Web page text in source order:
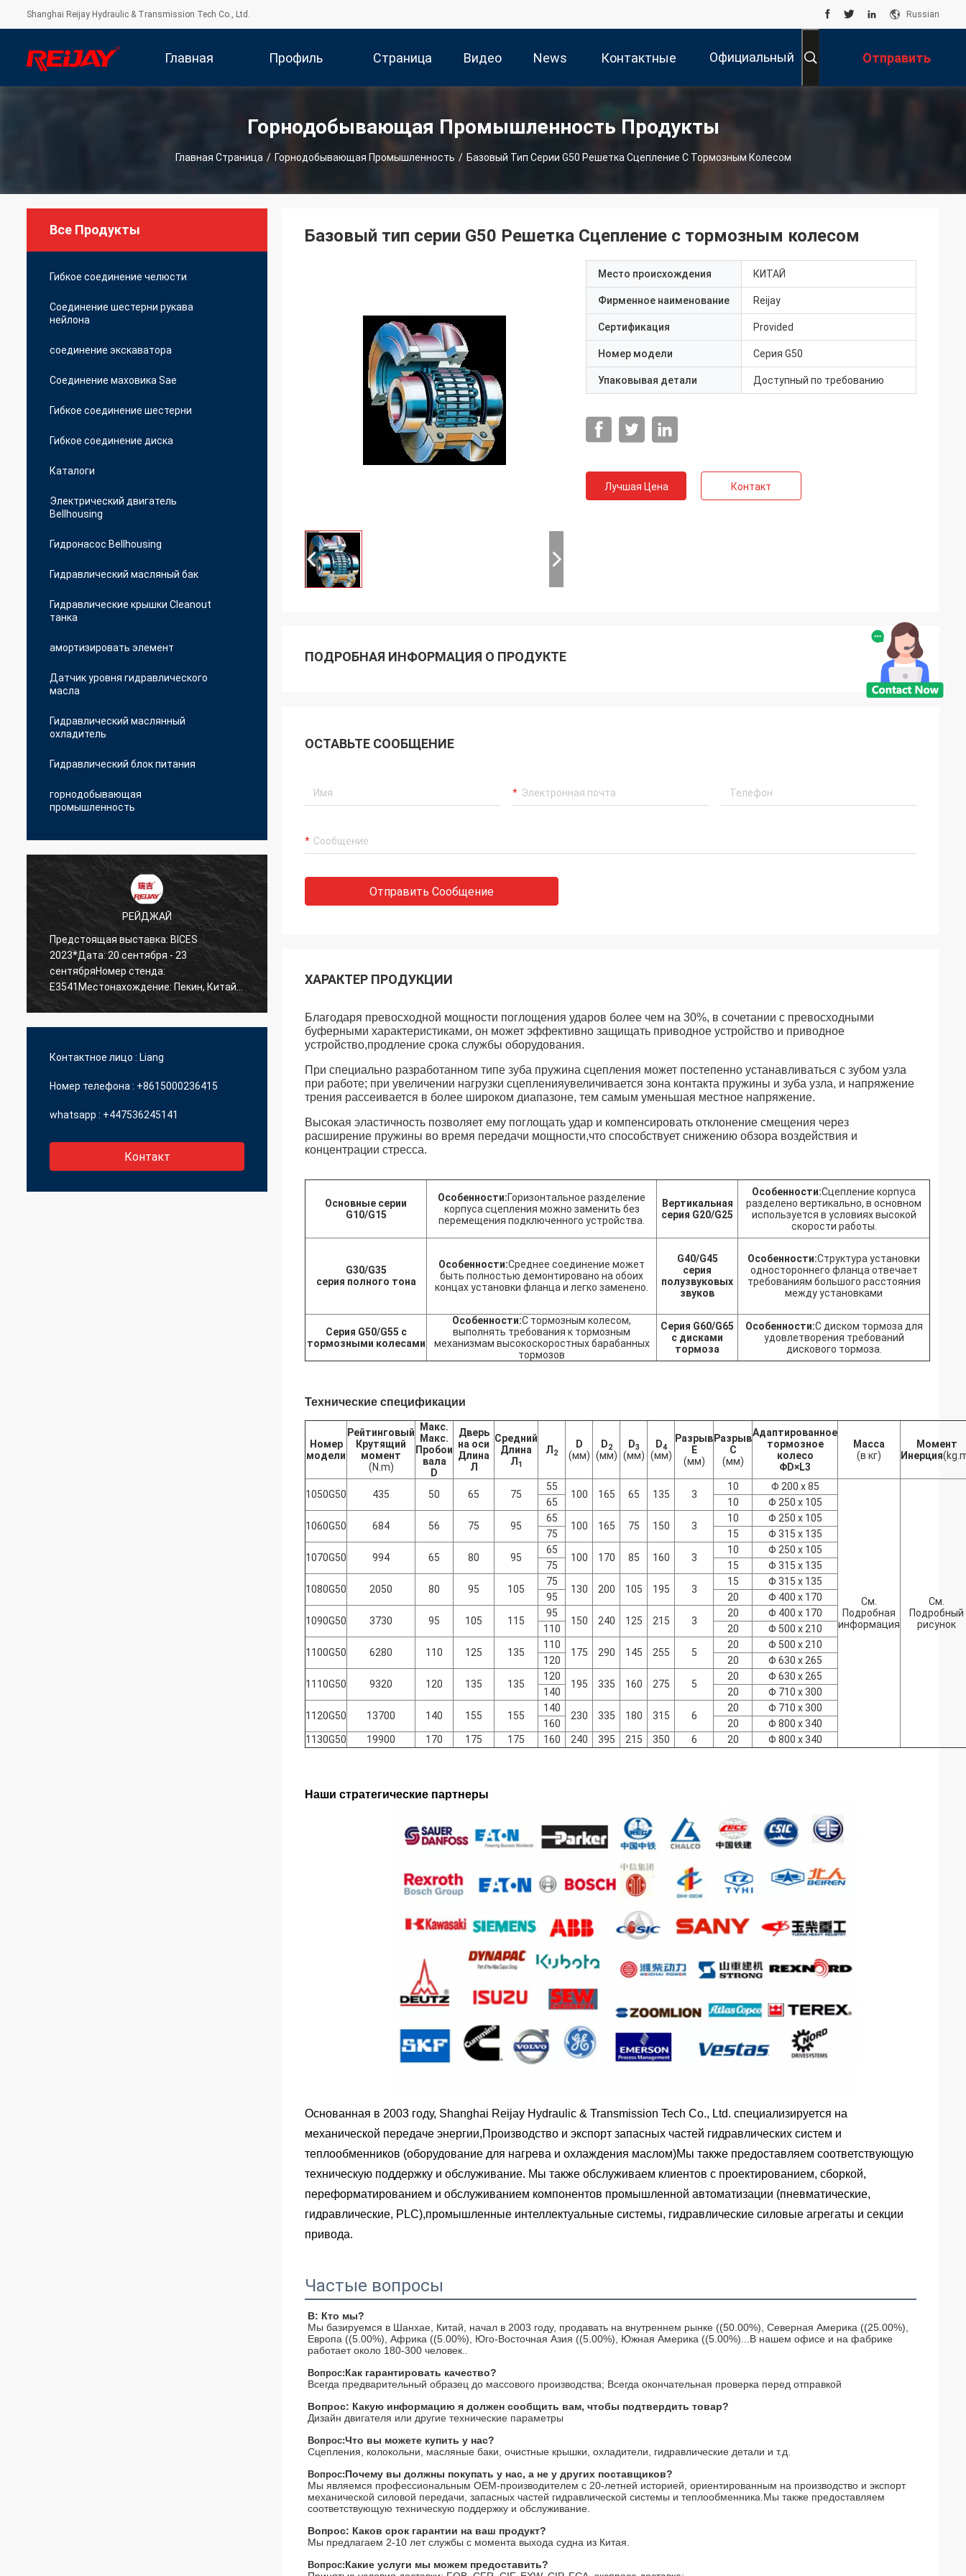
Shanghai Reijay Hydraulic & Transmission Tech Co., Ltd. Russian
Главная Профиль Страница Видео News Контактные
Данные
Официальный Отправить
Горнодобывающая Промышленность Продукты
Главная Страница / Горнодобывающая Промышленность / Базовый Тип Серии G50 Решетка Сцепление С Тормозным Колесом
Все Продукты
Гибкое соединение челюсти
Соединение шестерни рукава
нейлона
соединение экскаватора
Соединение маховика Sae
Гибкое соединение шестерни
Гибкое соединение диска
Каталоги
Электрический двигатель
Bellhousing
Гидронасос Bellhousing
Гидравлический масляный бак
Гидравлические крышки Cleanout
танка
амортизировать элемент
Датчик уровня гидравлического
масла
Гидравлический маслянный
охладитель
Гидравлический блок питания
горнодобывающая
промышленность
РЕЙДЖАЙ
Предстоящая выставка: BICES
2023*Дата: 20 сентября - 23
сентябряНомер стенда:
E3541Местонахождение: Пекин, Китай *
BICES 2023 - Китайская Пекинская
горнодобывающих машин
связаться с нами в любое время!
Контактное лицо : Liang
Номер телефона : +8615000236415
whatsapp : +447536245141
Контакт
Базовый тип серии G50 Решетка Сцепление с тормозным колесом
Место происхождения КИТАЙ
Фирменное наименование Reijay
Сертификация Provided
Номер модели Серия G50
Упаковывая детали Доступный по требованию
Лучшая Цена Контакт
ПОДРОБНАЯ ИНФОРМАЦИЯ О ПРОДУКТЕ
ОСТАВЬТЕ СООБЩЕНИЕ
Отправить Сообщение
ХАРАКТЕР ПРОДУКЦИИ
Благодаря превосходной мощности поглощения ударов более чем на 30%, в сочетании с превосходными
буферными характеристиками, он может эффективно защищать приводное устройство и приводное
устройство,продление срока службы оборудования.
При специально разработанном типе зуба пружина сцепления может постепенно устанавливаться с зубом узла
при работе; при увеличении нагрузки сцепленияувеличивается зона контакта пружины и зуба узла, и напряжение
трения рассеивается в более широком диапазоне, тем самым уменьшая местное напряжение.
Высокая эластичность позволяет ему поглощать удар и компенсировать отклонение смещения через
расширение пружины во время передачи мощности,что способствует снижению обзора воздействия и
концентрации стресса.
Основные серии
G10/G15
Особенности:Горизонтальное разделение
корпуса сцепления можно заменить без
перемещения подключенного устройства.
Вертикальная
серия G20/G25
Особенности:Сцепление корпуса
разделено вертикально, в основном
используется в условиях высокой
скорости работы.
G30/G35
серия полного тона
Особенности:Среднее соединение может
быть полностью демонтировано на обоих
концах установки фланца и легко заменено.
G40/G45
серия
полузвуковых
звуков
Особенности:Структура установки
одностороннего фланца отвечает
требованиям большого расстояния
между установками
Серия G50/G55 с
тормозными колесами
Особенности:С тормозным колесом,
выполнять требования к тормозным
механизмам высокоскоростных барабанных
тормозов
Серия G60/G65
с дисками
тормоза
Особенности:С диском тормоза для
удовлетворения требований
дискового тормоза.
Технические спецификации
Номер
модели
Рейтинговый
Крутящий
момент
(N.m)
Макс.
Макс.
Пробои
вала
D
Дверь
на оси
Длина
Л
Средний
Длина
Л 1
Л 2
D
(мм)
D2
(мм)
D3
(мм)
D4
(мм)
Разрыв
Е
(мм)
Разрыв
C
(мм)
Адаптированное
тормозное
колесо
ΦD×L3
Масса
(в кг)
Момент
Инерция
1050G50 435 50 65 75
55
100 165 65 135 3
10 Φ 200 x 85
См.
Подробная
информация
См.
Подробный
рисунок
65 10 Φ 250 x 105
1060G50 684 56 75 95
65
100 165 75 150 3
10
Φ 250 x 105
75
15 Φ 315 x 135
1070G50 994 65 80 95
65
100 170 85 160 3
10
Φ 250 x 105
75
15 Φ 315 x 135
1080G50 2050 80 95 105
75
130 200 105 195 3
15
Φ 315 x 135
95
20 Φ 400 x 170
1090G50 3730 95 105 115
95
150 240 125 215 3
20
Φ 400 x 170
110
20 Φ 500 x 210
1100G50 6280 110 125 135
110
175 290 145 255 5
20
Φ 500 x 210
120
20 Φ 630 x 265
1110G50 9320 120 135 135
120
195 335 160 275 5
20
Φ 630 x 265
140
20 Φ 710 x 300
1120G50 13700 140 155 155
140
230 335 180 315 6
20
Φ 710 x 300
160
20
Φ 800 x 340
1130G50
19900 170 175 175 160 240 395 215 350 6 20 Φ 800 x 340
Наши стратегические партнеры
Основанная в 2003 году, Shanghai Reijay Hydraulic & Transmission Tech Co., Ltd. специализируется на
механической передаче энергии,Производство и экспорт запасных частей гидравлических систем и
теплообменников (оборудование для нагрева и охлаждения маслом)Мы также предоставляем соответствующую
техническую поддержку и обслуживание. Мы также обслуживаем клиентов с проектированием, сборкой,
переформатированием и обслуживанием компонентов промышленной автоматизации (пневматические,
гидравлические, PLC),промышленные интеллектуальные системы, гидравлические силовые агрегаты и секции
привода.
Частые вопросы
В: Кто мы?
Мы базируемся в Шанхае, Китай, начал в 2003 году, продавать на внутреннем рынке ((50.00%), Северная Америка ((25.00%),
Европа ((5.00%), Африка ((5.00%), Юго-Восточная Азия ((5.00%), Южная Америка ((5.00%)...В нашем офисе и на фабрике
работает около 180-300 человек..
Вопрос:Как гарантировать качество?
Всегда предварительный образец до массового производства; Всегда окончательная проверка перед отправкой
Вопрос: Какую информацию я должен сообщить вам, чтобы подтвердить товар?
Дизайн двигателя или другие технические параметры
Вопрос:Что вы можете купить у нас?
Сцепления, колокольни, масляные баки, очистные крышки, охладители, гидравлические детали и т.д.
Вопрос:Почему вы должны покупать у нас, а не у других поставщиков?
Мы являемся профессиональным OEM-производителем с 20-летней историей, ориентированным на производство и экспорт
механической силовой передачи, запасных частей гидравлической системы и теплообменника.Мы также предоставляем
соответствующую техническую поддержку и обслуживание.
Вопрос: Каков срок гарантии на ваш продукт?
Мы предлагаем 2-10 лет службы с момента выхода судна из Китая.
Вопрос:Какие услуги мы можем предоставить?